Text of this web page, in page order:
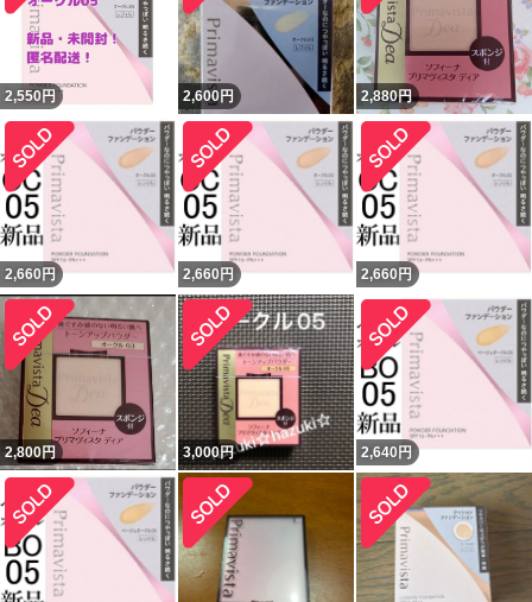
2,550円 2,600円 2,880円
2,660 円 2,660 円 2,660 円
2,800円 3,000円 2,640 円